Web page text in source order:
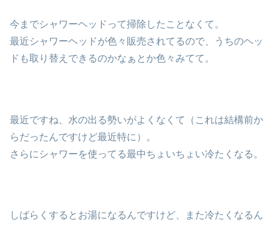
今までシャワーヘッドって掃除したことなくて。
最近シャワーヘッドが色々販売されてるので、うちのヘッ
ドも取り替えできるのかなぁとか色々みてて。
最近ですね、水の出る勢いがよくなくて（これは結構前か
らだったんですけど最近特に）。
さらにシャワーを使ってる最中ちょいちょい冷たくなる。
しばらくするとお湯になるんですけど、また冷たくなるん